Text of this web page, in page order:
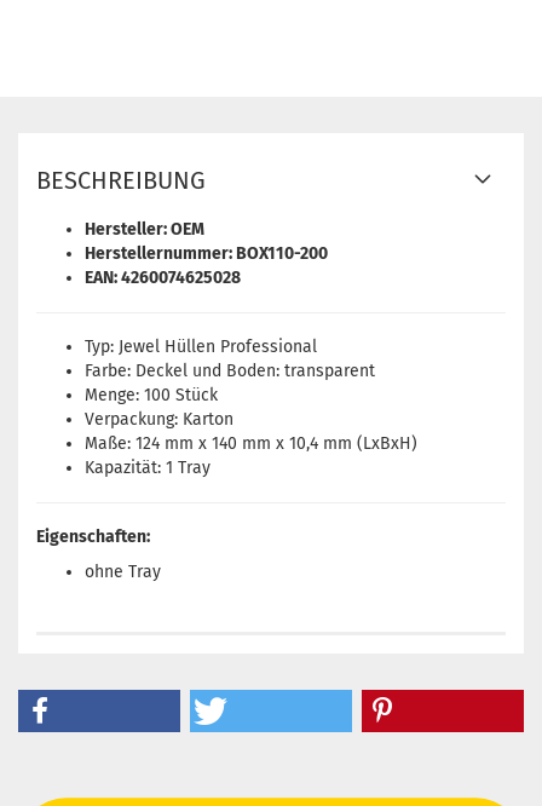
BESCHREIBUNG
Hersteller: OEM
Herstellernummer: BOX110-200
EAN: 4260074625028
Typ: Jewel Hüllen Professional
Farbe: Deckel und Boden: transparent
Menge: 100 Stück
Verpackung: Karton
Maße: 124 mm x 140 mm x 10,4 mm (LxBxH)
Kapazität: 1 Tray
Eigenschaften:
ohne Tray